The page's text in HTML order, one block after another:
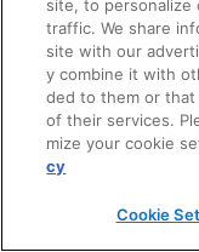
ログイン
建築・設計関係者
ユーザー登録サービ
WEB見積システム
site, to personalize
traffic. We share
site with our
y combine it with
ded to them or
of their services.
mize your cookie
cy
Cookie